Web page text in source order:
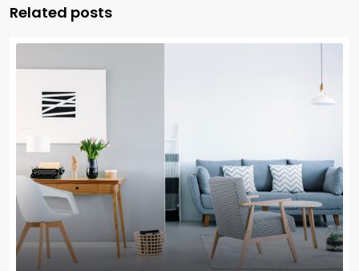
Related posts